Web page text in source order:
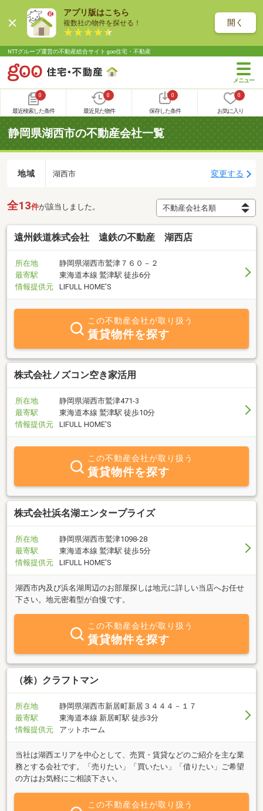
アプリ版はこちら
複数社の物件を探せる！ 開く
NTTグループ運営の不動産総合サイト goo住宅・不動産
0
最近検索した条件
0
最近見た物件
0
保存した条件
0
お気に入り
静岡県湖西市の不動産会社一覧
地域 湖西市 変更する
全13件が該当しました。
遠州鉄道株式会社 遠鉄の不動産 湖西店
所在地
静岡県湖西市鷲津７６０－２
最寄駅
東海道本線 鷲津駅 徒歩6分
情報提供元
LIFULL HOME'S
この不動産会社が取り扱う
賃貸物件を探す
株式会社ノズコン空き家活用
所在地
静岡県湖西市鷲津471-3
最寄駅
東海道本線 鷲津駅 徒歩10分
情報提供元
LIFULL HOME'S
この不動産会社が取り扱う
賃貸物件を探す
株式会社浜名湖エンタープライズ
所在地
静岡県湖西市鷲津1098-28
最寄駅
東海道本線 鷲津駅 徒歩5分
情報提供元
LIFULL HOME'S
湖西市内及び浜名湖周辺のお部屋探しは地元に詳しい当店へお任せ
下さい。地元密着型が自慢です。
この不動産会社が取り扱う
賃貸物件を探す
（株）クラフトマン
所在地
静岡県湖西市新居町新居３４４４－１７
最寄駅
東海道本線 新居町駅 徒歩3分
情報提供元
アットホーム
当社は湖西エリアを中心として、売買・賃貸などのご紹介を主な業
務とする会社です。「売りたい」「買いたい」「借りたい」ご希望
の方はお気軽にご相談下さい。
この不動産会社が取り扱う